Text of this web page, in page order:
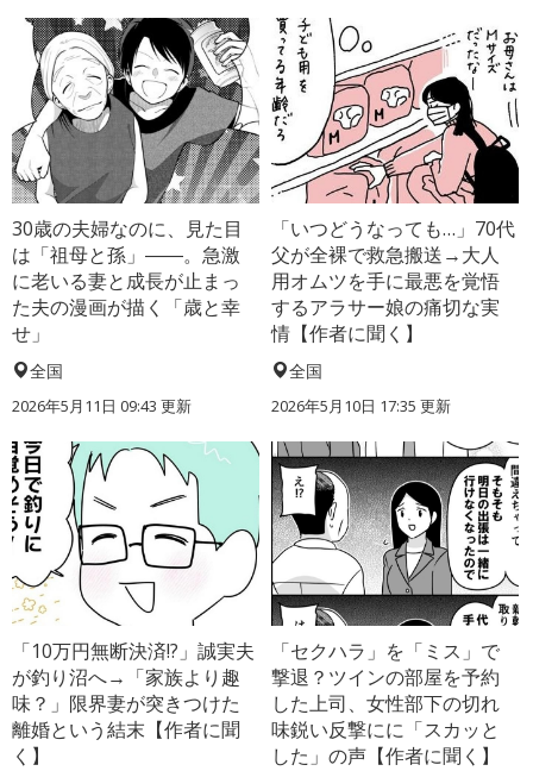
30歳の夫婦なのに、見た目
は「祖母と孫」――。急激
に老いる妻と成長が止まっ
た夫の漫画が描く「歳と幸
せ」
全国
2026年5月11日 09:43 更新
「いつどうなっても…」70代
父が全裸で救急搬送→大人
用オムツを手に最悪を覚悟
するアラサー娘の痛切な実
情【作者に聞く】
全国
2026年5月10日 17:35 更新
「10万円無断決済!?」誠実夫
が釣り沼へ→「家族より趣
味？」限界妻が突きつけた
離婚という結末【作者に聞
く】
「セクハラ」を「ミス」で
撃退？ツインの部屋を予約
した上司、女性部下の切れ
味鋭い反撃にに「スカッと
した」の声【作者に聞く】